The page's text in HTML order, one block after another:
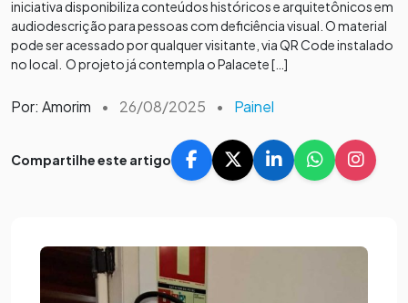
iniciativa disponibiliza conteúdos históricos e arquitetônicos em
audiodescrição para pessoas com deficiência visual. O material
pode ser acessado por qualquer visitante, via QR Code instalado
no local. O projeto já contempla o Palacete […]
Por: Amorim • 26/08/2025 • Painel
Compartilhe este artigo